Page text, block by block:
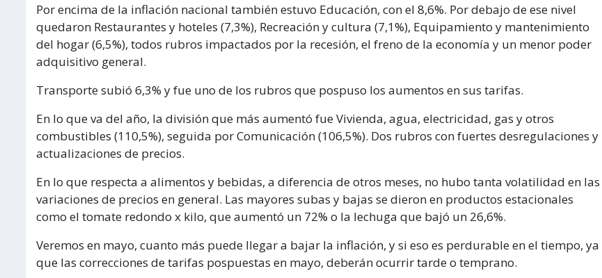
Por encima de la inflación nacional también estuvo Educación, con el 8,6%. Por debajo de ese nivel
quedaron Restaurantes y hoteles (7,3%), Recreación y cultura (7,1%), Equipamiento y mantenimiento
del hogar (6,5%), todos rubros impactados por la recesión, el freno de la economía y un menor poder
adquisitivo general.
Transporte subió 6,3% y fue uno de los rubros que pospuso los aumentos en sus tarifas.
En lo que va del año, la división que más aumentó fue Vivienda, agua, electricidad, gas y otros
combustibles (110,5%), seguida por Comunicación (106,5%). Dos rubros con fuertes desregulaciones y
actualizaciones de precios.
En lo que respecta a alimentos y bebidas, a diferencia de otros meses, no hubo tanta volatilidad en las
variaciones de precios en general. Las mayores subas y bajas se dieron en productos estacionales
como el tomate redondo x kilo, que aumentó un 72% o la lechuga que bajó un 26,6%.
Veremos en mayo, cuanto más puede llegar a bajar la inflación, y si eso es perdurable en el tiempo, ya
que las correcciones de tarifas pospuestas en mayo, deberán ocurrir tarde o temprano.